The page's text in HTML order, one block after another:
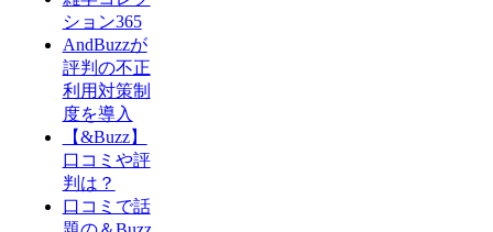
ション365
AndBuzzが
評判の不正
利用対策制
度を導入
【&Buzz】
口コミや評
判は？
口コミで話